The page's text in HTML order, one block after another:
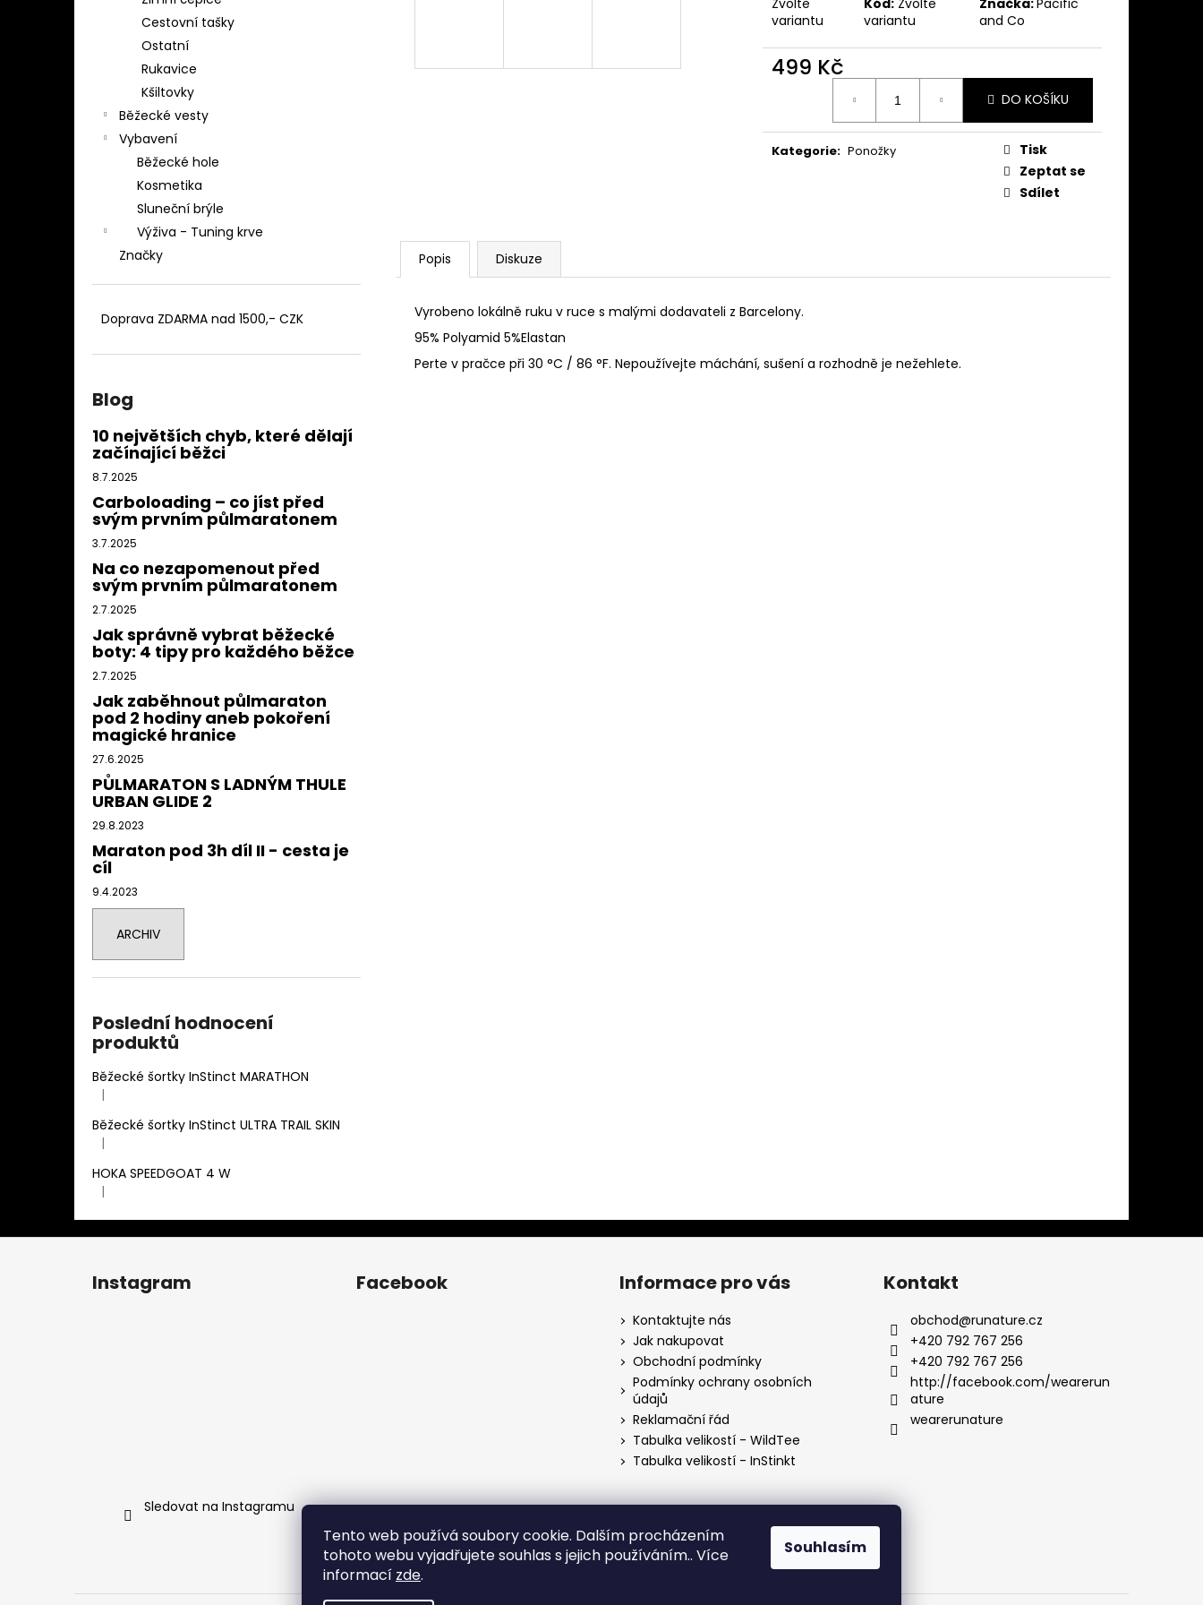
Tento web používá soubory cookie. Dalším procházením
tohoto webu vyjadřujete souhlas s jejich používáním.. Více
informací zde.
Souhlasím
Cestovní tašky
Ostatní
Rukavice
Kšiltovky
Běžecké vesty
Vybavení
Běžecké hole
Kosmetika
Sluneční brýle
Výživa - Tuning krve
Značky
Doprava ZDARMA nad 1500,- CZK
Blog
10 největších chyb, které dělají
začínající běžci
8.7.2025
Carboloading – co jíst před
svým prvním půlmaratonem
3.7.2025
Na co nezapomenout před
svým prvním půlmaratonem
2.7.2025
Jak správně vybrat běžecké
boty: 4 tipy pro každého běžce
2.7.2025
Jak zaběhnout půlmaraton
pod 2 hodiny aneb pokoření
magické hranice
27.6.2025
PŮLMARATON S LADNÝM THULE
URBAN GLIDE 2
29.8.2023
Maraton pod 3h díl II - cesta je
cíl
9.4.2023
ARCHIV
Poslední hodnocení
produktů
Běžecké šortky InStinct MARATHON
Hodnocení produktu je 4 z 5 hvězdiček.
|
Běžecké šortky InStinct ULTRA TRAIL SKIN
Hodnocení produktu je 5 z 5 hvězdiček.
|
HOKA SPEEDGOAT 4 W
Hodnocení produktu je 3 z 5 hvězdiček.
|
variantu
variantu
and Co
499 Kč
DO KOŠÍKU
Kategorie: Ponožky
Tisk
Zeptat se
Sdílet
Popis Diskuze
Vyrobeno lokálně ruku v ruce s malými dodavateli z Barcelony.
95% Polyamid 5%Elastan
Perte v pračce při 30 °C / 86 °F. Nepoužívejte máchání, sušení a rozhodně je nežehlete.
BĚŽECKÉ TÍLKO EMIL Z
1 099 Kč
BĚŽECKÁ VESTA PX 3.1L
Z
Instagram
Sledovat na Instagramu
Facebook Informace pro vás
Kontaktujte nás
Jak nakupovat
Obchodní podmínky
Podmínky ochrany osobních
údajů
Reklamační řád
Tabulka velikostí - WildTee
Tabulka velikostí - InStinkt
Kontakt
obchod@runature.cz
+420 792 767 256
+420 792 767 256
http://facebook.com/wearerun
ature
wearerunature